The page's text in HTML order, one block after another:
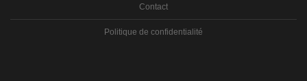
Contact
Politique de confidentialité